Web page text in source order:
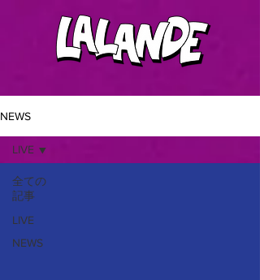
NEWS
全ての
記事
LIVE
NEWS
LIVE